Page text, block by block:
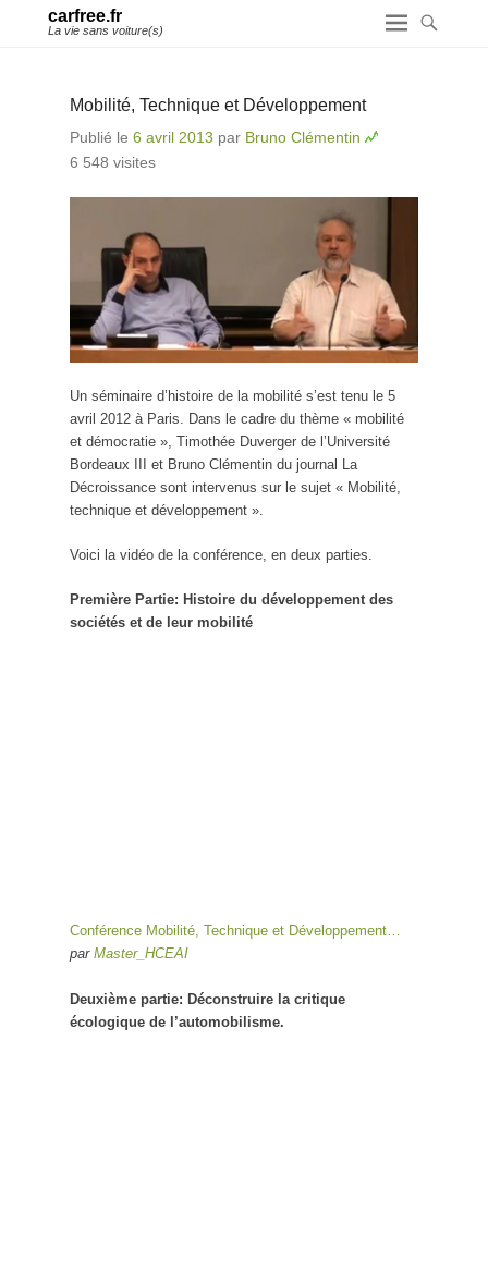
carfree.fr
La vie sans voiture(s)
Mobilité, Technique et Développement
Publié le 6 avril 2013 par Bruno Clémentin
6 548 visites
Un séminaire d’histoire de la mobilité s’est tenu le 5
avril 2012 à Paris. Dans le cadre du thème « mobilité
et démocratie », Timothée Duverger de l’Université
Bordeaux III et Bruno Clémentin du journal La
Décroissance sont intervenus sur le sujet « Mobilité,
technique et développement ».
Voici la vidéo de la conférence, en deux parties.
Première Partie: Histoire du développement des
sociétés et de leur mobilité
Conférence Mobilité, Technique et Développement…
par Master_HCEAI
Deuxième partie: Déconstruire la critique
écologique de l’automobilisme.